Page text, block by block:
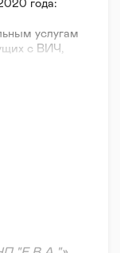
года:
услугам
с ВИЧ,
и в
с ВИЧ-